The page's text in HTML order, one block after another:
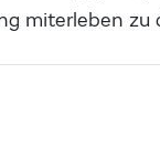
miterleben zu